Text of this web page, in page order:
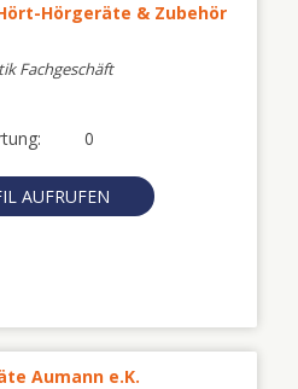
Hörgeräte & Zubehör
Fachgeschäft
0
AUFRUFEN
Aumann e.K.